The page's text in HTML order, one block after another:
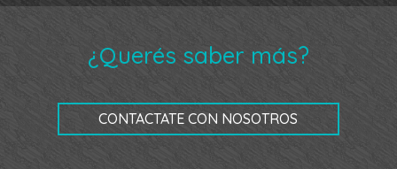
¿Querés saber más?
CONTACTATE CON NOSOTROS